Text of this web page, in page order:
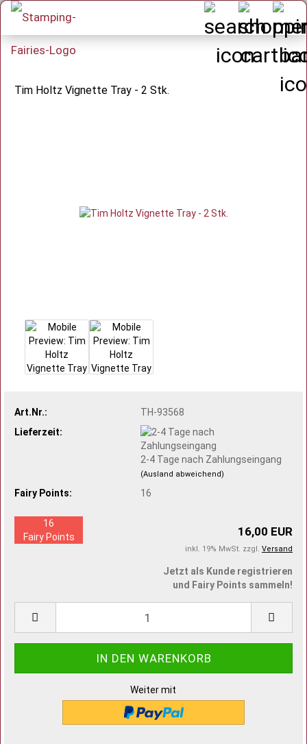
Tim Holtz Vignette Tray - 2 Stk.
Art.Nr.:
TH-93568
Lieferzeit:
2-4 Tage nach Zahlungseingang
(Ausland abweichend)
Fairy Points: 16
16,00 EUR
inkl. 19% MwSt. zzgl. Versand
16
Fairy Points
Jetzt als Kunde registrieren
und Fairy Points sammeln!
Weiter mit